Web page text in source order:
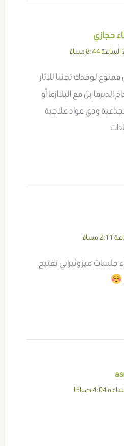
حجازي
لوحدك تجنبا للاثار
الديرما بن مع البلاازما أو
الجذعية ودي مواد علاجية
جلسات ميزوثيرابي تفتيح